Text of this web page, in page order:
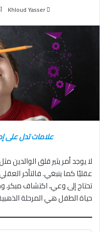
Khloud Yasser
علامات تدل على
لا يوجد أمر يثير قلق الوالدين
عقليًا كما ينبغي. فالتأخر
تحتاج إلى وعي، اكتشاف
حياة الطفل هي المرحلة